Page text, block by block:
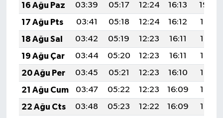
16 Ağu Paz
03:39 05:17 12:24 16:13
19:20
17 Ağu Pts
03:41 05:18 12:24 16:12
19:19
18 Ağu Sal
03:42 05:19 12:23 16:11
19:18
19 Ağu Çar
03:44 05:20 12:23 16:11
19:16
20 Ağu Per
03:45 05:21 12:23 16:10
19:15
21 Ağu Cum
03:47 05:22 12:23 16:09
19:13
22 Ağu Cts
03:48 05:23 12:22 16:09
19:12